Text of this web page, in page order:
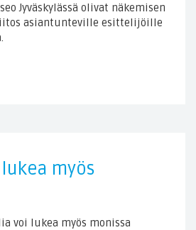
Jyväskylässä olivat näkemisen
asiantunteville esittelijöille
myös
voi lukea myös monissa